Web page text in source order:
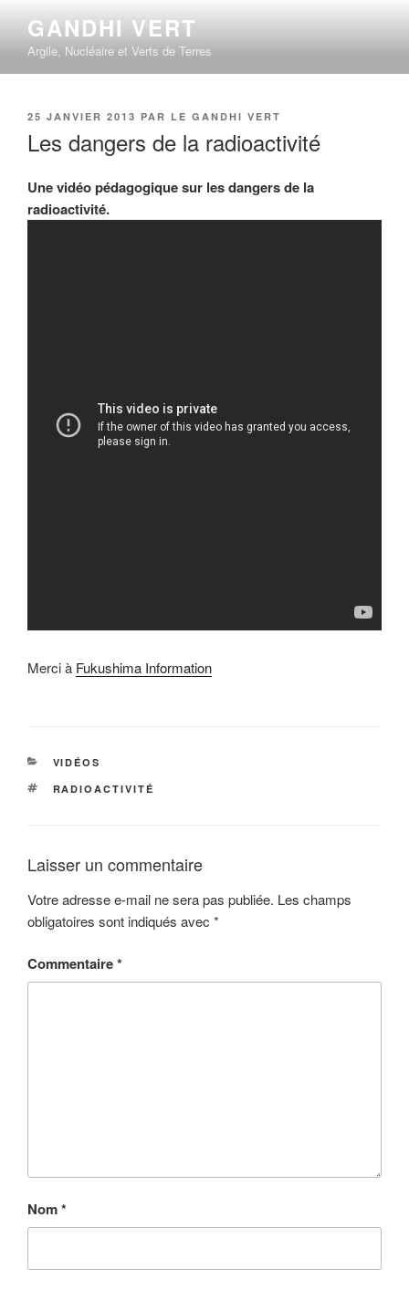
contenu
principal
GANDHI VERT
Argile, Nucléaire et Verts de Terres
PUBLIÉ
25 JANVIER 2013 PAR LE GANDHI VERT
Les dangers de la radioactivité
Une vidéo pédagogique sur les dangers de la
radioactivité.
Merci à Fukushima Information
CATÉGORIES
VIDÉOS
ÉTIQUETTES
RADIOACTIVITÉ
Laisser un commentaire
Votre adresse e-mail ne sera pas publiée. Les champs
obligatoires sont indiqués avec *
Commentaire*
Nom*